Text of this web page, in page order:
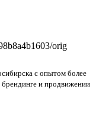
с опытом более
брендинге и продвижении